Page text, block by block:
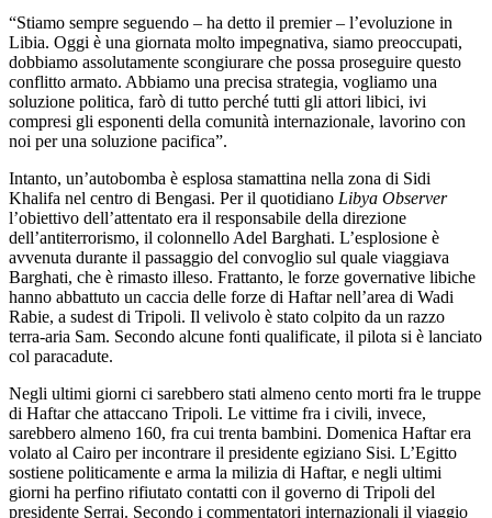
“Stiamo sempre seguendo – ha detto il premier – l’evoluzione in
Libia. Oggi è una giornata molto impegnativa, siamo preoccupati,
dobbiamo assolutamente scongiurare che possa proseguire questo
conflitto armato. Abbiamo una precisa strategia, vogliamo una
soluzione politica, farò di tutto perché tutti gli attori libici, ivi
compresi gli esponenti della comunità internazionale, lavorino con
noi per una soluzione pacifica”.
Intanto, un’autobomba è esplosa stamattina nella zona di Sidi
Khalifa nel centro di Bengasi. Per il quotidiano Libya Observer
l’obiettivo dell’attentato era il responsabile della direzione
dell’antiterrorismo, il colonnello Adel Barghati. L’esplosione è
avvenuta durante il passaggio del convoglio sul quale viaggiava
Barghati, che è rimasto illeso. Frattanto, le forze governative libiche
hanno abbattuto un caccia delle forze di Haftar nell’area di Wadi
Rabie, a sudest di Tripoli. Il velivolo è stato colpito da un razzo
terra-aria Sam. Secondo alcune fonti qualificate, il pilota si è lanciato
col paracadute.
Negli ultimi giorni ci sarebbero stati almeno cento morti fra le truppe
di Haftar che attaccano Tripoli. Le vittime fra i civili, invece,
sarebbero almeno 160, fra cui trenta bambini. Domenica Haftar era
volato al Cairo per incontrare il presidente egiziano Sisi. L’Egitto
sostiene politicamente e arma la milizia di Haftar, e negli ultimi
giorni ha perfino rifiutato contatti con il governo di Tripoli del
presidente Serraj. Secondo i commentatori internazionali il viaggio